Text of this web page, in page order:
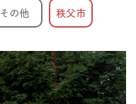
その他 秩父市